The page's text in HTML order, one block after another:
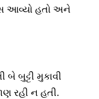
આવ્યો હતો અને
બુટ્ટી મુકાવી
રહી ન હતી.